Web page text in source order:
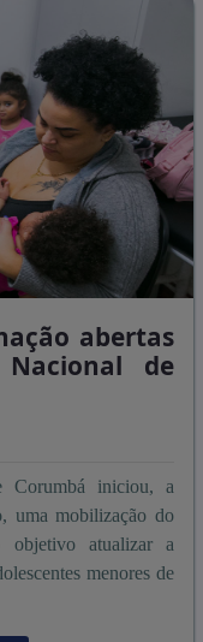
abertas
de
Corumbá iniciou, a
uma mobilização do
objetivo atualizar a
menores de